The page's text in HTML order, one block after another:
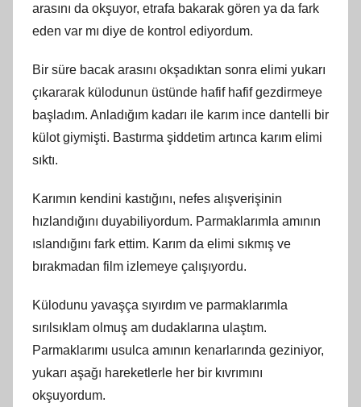
arasını da okşuyor, etrafa bakarak gören ya da fark
eden var mı diye de kontrol ediyordum.
Bir süre bacak arasını okşadıktan sonra elimi yukarı
çıkararak külodunun üstünde hafif hafif gezdirmeye
başladım. Anladığım kadarı ile karım ince dantelli bir
külot giymişti. Bastırma şiddetim artınca karım elimi
sıktı.
Karımın kendini kastığını, nefes alışverişinin
hızlandığını duyabiliyordum. Parmaklarımla amının
ıslandığını fark ettim. Karım da elimi sıkmış ve
bırakmadan film izlemeye çalışıyordu.
Külodunu yavaşça sıyırdım ve parmaklarımla
sırılsıklam olmuş am dudaklarına ulaştım.
Parmaklarımı usulca amının kenarlarında geziniyor,
yukarı aşağı hareketlerle her bir kıvrımını
okşuyordum.